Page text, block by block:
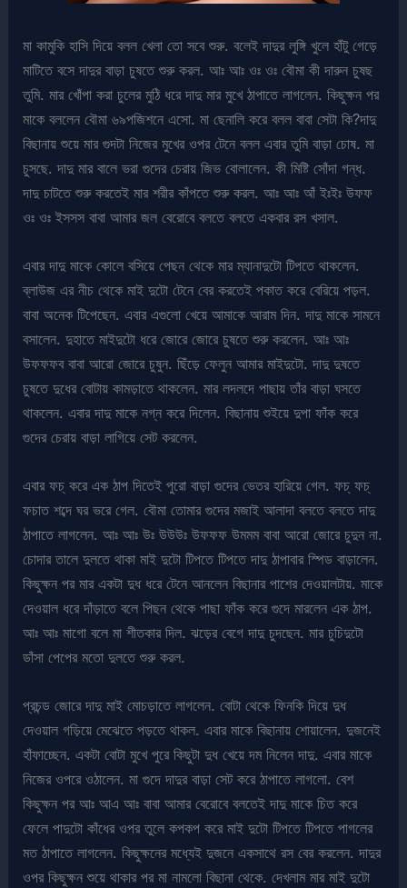
মা কামুকি হাসি দিয়ে বলল খেলা তো সবে শুরু. বলেই দাদুর লুঙ্গি খুলে হাঁটু গেড়ে
মাটিতে বসে দাদুর বাড়া চুষতে শুরু করল. আঃ আঃ ওঃ ওঃ বৌমা কী দারুন চুষছ
তুমি. মার খোঁপা করা চুলের মুঠি ধরে দাদু মার মুখে ঠাপাতে লাগলেন. কিছুক্ষন পর
মাকে বললেন বৌমা ৬৯পজিশনে এসো. মা ছেনালি করে বলল বাবা সেটা কি?দাদু
বিছানায় শুয়ে মার গুদটা নিজের মুখের ওপর টেনে বলল এবার তুমি বাড়া চোষ. মা
চুসছে. দাদু মার বালে ভরা গুদের চেরায় জিভ বোলালেন. কী মিষ্টি সোঁদা গন্ধ.
দাদু চাটতে শুরু করতেই মার শরীর কাঁপতে শুরু করল. আঃ আঃ আঁ ইঃইঃ উফফ
ওঃ ওঃ ইসসস বাবা আমার জল বেরোবে বলতে বলতে একবার রস খসাল.
এবার দাদু মাকে কোলে বসিয়ে পেছন থেকে মার ম্যানাদুটো টিপতে থাকলেন.
ব্লাউজ এর নীচ থেকে মাই দুটো টেনে বের করতেই পকাত করে বেরিয়ে পড়ল.
বাবা অনেক টিপেছেন. এবার এগুলো খেয়ে আমাকে আরাম দিন. দাদু মাকে সামনে
বসালেন. দুহাতে মাইদুটো ধরে জোরে জোরে চুষতে শুরু করলেন. আঃ আঃ
উফফফব বাবা আরো জোরে চুষুন. ছিঁড়ে ফেলুন আমার মাইদুটো. দাদু দুষতে
চুষতে দুধের বোটায় কামড়াতে থাকলেন. মার লদলদে পাছায় তাঁর বাড়া ঘসতে
থাকলেন. এবার দাদু মাকে নগ্ন করে দিলেন. বিছানায় শুইয়ে দুপা ফাঁক করে
গুদের চেরায় বাড়া লাগিয়ে সেট করলেন.
এবার ফচ্ করে এক ঠাপ দিতেই পুরো বাড়া গুদের ভেতর হারিয়ে গেল. ফচ্ ফচ্
ফচাত শব্দে ঘর ভরে গেল. বৌমা তোমার গুদের মজাই আলাদা বলতে বলতে দাদু
ঠাপাতে লাগলেন. আঃ আঃ উঃ উউউঃ উফফফ উমমম বাবা আরো জোরে চুদুন না.
চোদার তালে দুলতে থাকা মাই দুটো টিপতে টিপতে দাদু ঠাপাবার স্পিড বাড়ালেন.
কিছুক্ষন পর মার একটা দুধ ধরে টেনে আনলেন বিছানার পাশের দেওয়ালটায়. মাকে
দেওয়াল ধরে দাঁড়াতে বলে পিছন থেকে পাছা ফাঁক করে গুদে মারলেন এক ঠাপ.
আঃ আঃ মাগো বলে মা শীতকার দিল. ঝড়ের বেগে দাদু চুদছেন. মার চুচিদুটো
ডাঁসা পেপের মতো দুলতে শুরু করল.
প্রচন্ড জোরে দাদু মাই মোচড়াতে লাগলেন. বোটা থেকে ফিনকি দিয়ে দুধ
দেওয়াল গড়িয়ে মেঝেতে পড়তে থাকল. এবার মাকে বিছানায় শোয়ালেন. দুজনেই
হাঁফাচ্ছেন. একটা বোটা মুখে পুরে কিছুটা দুধ খেয়ে দম নিলেন দাদু. এবার মাকে
নিজের ওপরে ওঠালেন. মা গুদে দাদুর বাড়া সেট করে ঠাপাতে লাগলো. বেশ
কিছুক্ষন পর আঃ আএ আঃ বাবা আমার বেরোবে বলতেই দাদু মাকে চিত করে
ফেলে পাদুটো কাঁধের ওপর তুলে কপকপ করে মাই দুটো টিপতে টিপতে পাগলের
মত ঠাপাতে লাগলেন. কিছুক্ষনের মধ্যেই দুজনে একসাথে রস বের করলেন. দাদুর
ওপর কিছুক্ষন শুয়ে থাকার পর মা নামলো বিছানা থেকে. দেখলাম মার মাই দুটো